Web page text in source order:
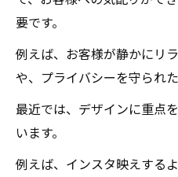
要です。
例えば、お客様が静かにリ
や、プライバシーを守られ
最近では、デザインに重点
います。
例えば、インスタ映えする